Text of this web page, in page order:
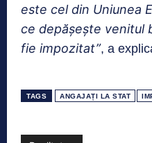
este cel din Uniunea
ce depășește venitul
fie impozitat”, a
TAGS ANGAJAȚI LA STAT